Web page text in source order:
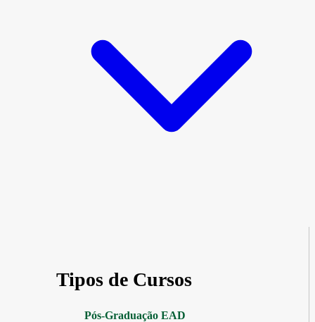
Tipos de Cursos
Pós-Graduação EAD